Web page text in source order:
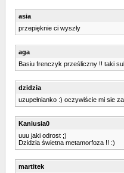
asia
przepięknie ci wyszły
aga
Basiu frenczyk prześliczny !! taki
dzidzia
uzupełnianko :) oczywiście mi sie
Kaniusia0
uuu jaki odrost ;)
Dzidzia świetna metamorfoza !! :)
martitek